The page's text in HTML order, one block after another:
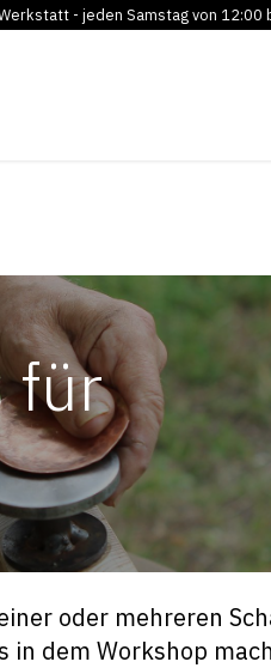
- jeden Samstag von 12:00
für
oder mehreren
dem Workshop